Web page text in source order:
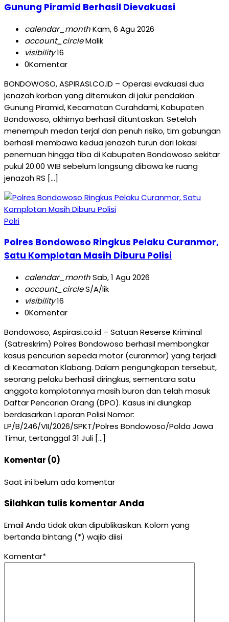
Gunung Piramid Berhasil Dievakuasi
calendar_monthKam, 6 Agu 2026
account_circleMalik
visibility16
0Komentar
BONDOWOSO, ASPIRASI.CO.ID – Operasi evakuasi dua
jenazah korban yang ditemukan di jalur pendakian
Gunung Piramid, Kecamatan Curahdami, Kabupaten
Bondowoso, akhirnya berhasil dituntaskan. Setelah
menempuh medan terjal dan penuh risiko, tim gabungan
berhasil membawa kedua jenazah turun dari lokasi
penemuan hingga tiba di Kabupaten Bondowoso sekitar
pukul 20.00 WIB sebelum langsung dibawa ke ruang
jenazah RS […]
Polri
Polres Bondowoso Ringkus Pelaku Curanmor,
Satu Komplotan Masih Diburu Polisi
calendar_monthSab, 1 Agu 2026
account_circleS/A/lik
visibility16
0Komentar
Bondowoso, Aspirasi.co.id – Satuan Reserse Kriminal
(Satreskrim) Polres Bondowoso berhasil membongkar
kasus pencurian sepeda motor (curanmor) yang terjadi
di Kecamatan Klabang. Dalam pengungkapan tersebut,
seorang pelaku berhasil diringkus, sementara satu
anggota komplotannya masih buron dan telah masuk
Daftar Pencarian Orang (DPO). Kasus ini diungkap
berdasarkan Laporan Polisi Nomor:
LP/B/246/VII/2026/SPKT/Polres Bondowoso/Polda Jawa
Timur, tertanggal 31 Juli […]
Komentar (0)
Saat ini belum ada komentar
Silahkan tulis komentar Anda
Email Anda tidak akan dipublikasikan. Kolom yang
bertanda bintang (*) wajib diisi
Komentar*